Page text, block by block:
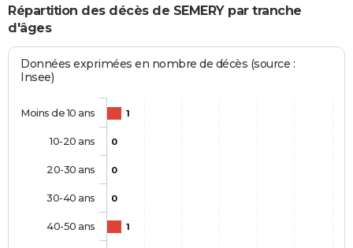
Répartition des décès de SEMERY par tranche
d'âges
Données exprimées en nombre de décès (source :
Insee)
1
0
0
0
1
Moins de 10 ans
10-20 ans
20-30 ans
30-40 ans
40-50 ans